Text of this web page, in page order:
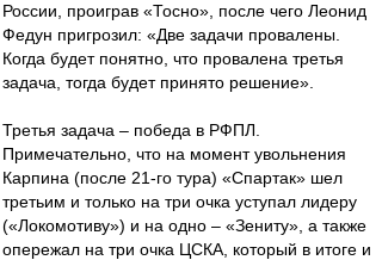
России, проиграв «Тосно», после чего Леонид
Федун пригрозил: «Две задачи провалены.
Когда будет понятно, что провалена третья
задача, тогда будет принято решение».
Третья задача – победа в РФПЛ.
Примечательно, что на момент увольнения
Карпина (после 21-го тура) «Спартак» шел
третьим и только на три очка уступал лидеру
(«Локомотиву») и на одно – «Зениту», а также
опережал на три очка ЦСКА, который в итоге и